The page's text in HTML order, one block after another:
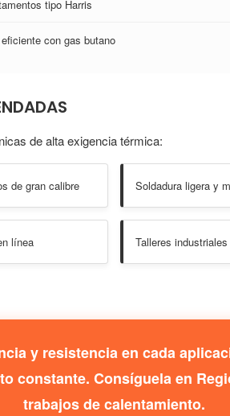
tipo Harris
con gas butano
de alta exigencia térmica:
de gran calibre Soldadura ligera y
línea Talleres
y resistencia en cada
constante. Consíguela en
trabajos de calentamiento.